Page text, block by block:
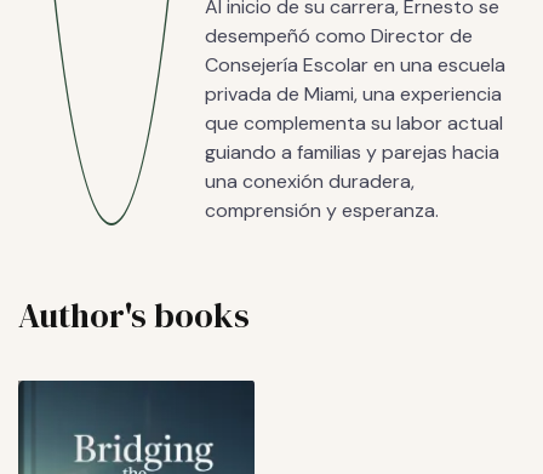
Al inicio de su carrera, Ernesto se
desempeñó como Director de
Consejería Escolar en una escuela
privada de Miami, una experiencia
que complementa su labor actual
guiando a familias y parejas hacia
una conexión duradera,
comprensión y esperanza.
Author's books